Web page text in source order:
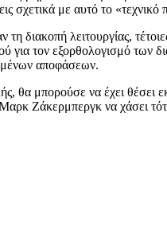
σχετικά με αυτό το
διακοπή λειτουργίας,
για τον εξορθολογισμό
αποφάσεων.
μπορούσε να έχει θέσει
Ζάκερμπεργκ να χάσει